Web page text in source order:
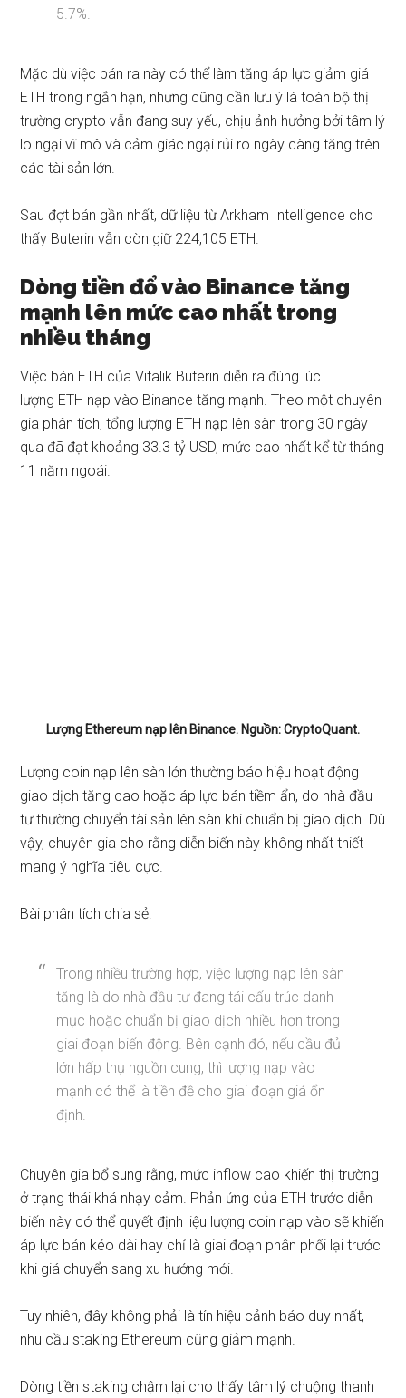
5.7%.
Mặc dù việc bán ra này có thể làm tăng áp lực giảm giá
ETH trong ngắn hạn, nhưng cũng cần lưu ý là toàn bộ thị
trường crypto vẫn đang suy yếu, chịu ảnh hưởng bởi tâm lý
lo ngại vĩ mô và cảm giác ngại rủi ro ngày càng tăng trên
các tài sản lớn.
Sau đợt bán gần nhất, dữ liệu từ Arkham Intelligence cho
thấy Buterin vẫn còn giữ 224,105 ETH.
Dòng tiền đổ vào Binance tăng
mạnh lên mức cao nhất trong
nhiều tháng
Việc bán ETH của Vitalik Buterin diễn ra đúng lúc
lượng ETH nạp vào Binance tăng mạnh. Theo một chuyên
gia phân tích, tổng lượng ETH nạp lên sàn trong 30 ngày
qua đã đạt khoảng 33.3 tỷ USD, mức cao nhất kể từ tháng
11 năm ngoái.
Lượng Ethereum nạp lên Binance. Nguồn: CryptoQuant.
Lượng coin nạp lên sàn lớn thường báo hiệu hoạt động
giao dịch tăng cao hoặc áp lực bán tiềm ẩn, do nhà đầu
tư thường chuyển tài sản lên sàn khi chuẩn bị giao dịch. Dù
vậy, chuyên gia cho rằng diễn biến này không nhất thiết
mang ý nghĩa tiêu cực.
Bài phân tích chia sẻ:
Trong nhiều trường hợp, việc lượng nạp lên sàn
tăng là do nhà đầu tư đang tái cấu trúc danh
mục hoặc chuẩn bị giao dịch nhiều hơn trong
giai đoạn biến động. Bên cạnh đó, nếu cầu đủ
lớn hấp thụ nguồn cung, thì lượng nạp vào
mạnh có thể là tiền đề cho giai đoạn giá ổn
định.
Chuyên gia bổ sung rằng, mức inflow cao khiến thị trường
ở trạng thái khá nhạy cảm. Phản ứng của ETH trước diễn
biến này có thể quyết định liệu lượng coin nạp vào sẽ khiến
áp lực bán kéo dài hay chỉ là giai đoạn phân phối lại trước
khi giá chuyển sang xu hướng mới.
Tuy nhiên, đây không phải là tín hiệu cảnh báo duy nhất,
nhu cầu staking Ethereum cũng giảm mạnh.
Dòng tiền staking chậm lại cho thấy tâm lý chuộng thanh